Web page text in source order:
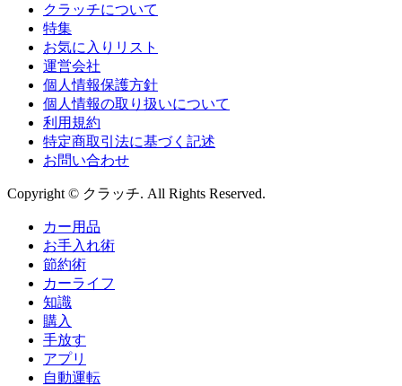
クラッチについて
特集
お気に入りリスト
運営会社
個人情報保護方針
個人情報の取り扱いについて
利用規約
特定商取引法に基づく記述
お問い合わせ
Copyright © クラッチ. All Rights Reserved.
カー用品
お手入れ術
節約術
カーライフ
知識
購入
手放す
アプリ
自動運転